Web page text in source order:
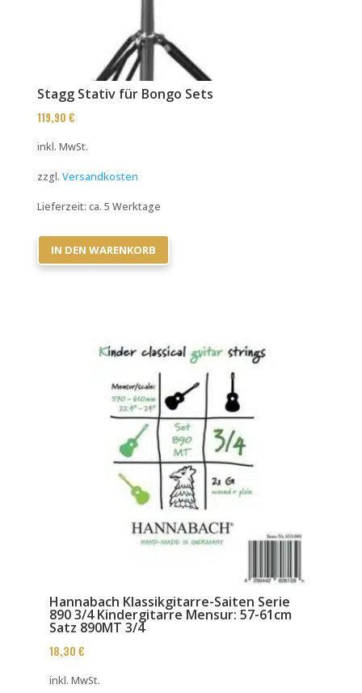
Stagg Stativ für Bongo Sets
119,90€
inkl. MwSt.
zzgl.Versandkosten
Lieferzeit:ca. 5 Werktage
IN DEN WARENKORB
Hannabach Klassikgitarre-Saiten Serie
890 3/4 Kindergitarre Mensur: 57-61cm
Satz 890MT 3/4
18,30 €
inkl. MwSt.